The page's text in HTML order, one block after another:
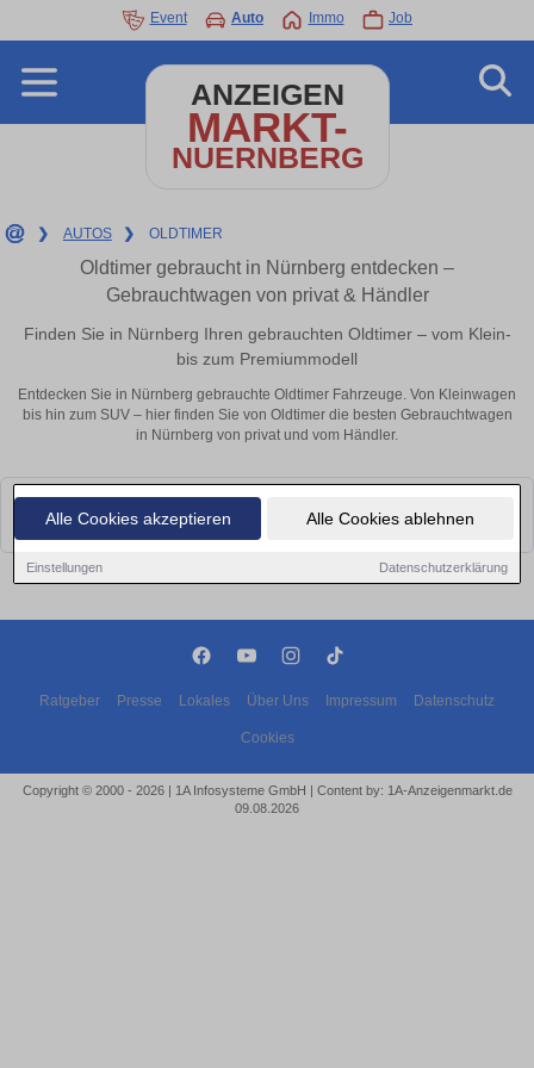
Alle Cookies akzeptieren Alle Cookies ablehnen
Einstellungen Datenschutzerklärung
Event Auto Immo Job
ANZEIGEN
MARKT-
NUERNBERG
❯ AUTOS ❯ OLDTIMER
Oldtimer gebraucht in Nürnberg entdecken –
Gebrauchtwagen von privat & Händler
Finden Sie in Nürnberg Ihren gebrauchten Oldtimer – vom Klein-
bis zum Premiummodell
Entdecken Sie in Nürnberg gebrauchte Oldtimer Fahrzeuge. Von Kleinwagen
bis hin zum SUV – hier finden Sie von Oldtimer die besten Gebrauchtwagen
in Nürnberg von privat und vom Händler.
Leider konnten wir derzeit keine passenden Autos finden. Schauen Sie
bald wieder vorbei!
Ratgeber Presse Lokales Über Uns Impressum Datenschutz
Cookies
Copyright © 2000 - 2026 | 1A Infosysteme GmbH | Content by: 1A-Anzeigenmarkt.de
09.08.2026